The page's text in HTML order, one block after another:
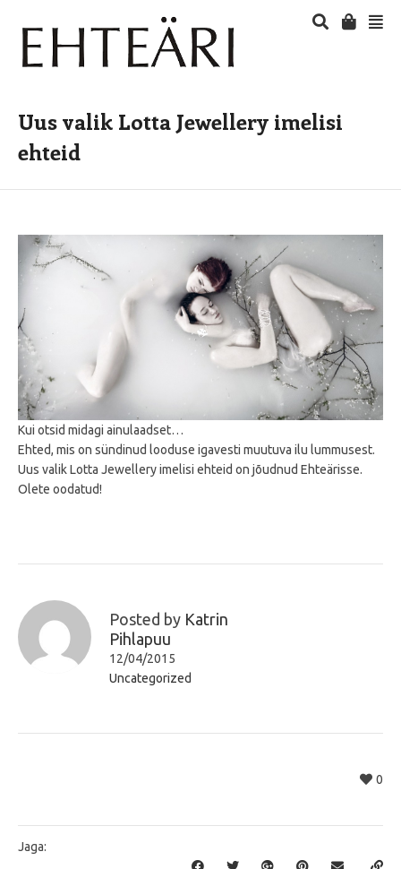
Uus valik Lotta Jewellery imelisi
ehteid
Kui otsid midagi ainulaadset…
Ehted, mis on sündinud looduse igavesti muutuva ilu lummusest.
Uus valik Lotta Jewellery imelisi ehteid on jõudnud Ehteärisse.
Olete oodatud!
Posted by Katrin
Pihlapuu
12/04/2015
Uncategorized
0
Jaga: